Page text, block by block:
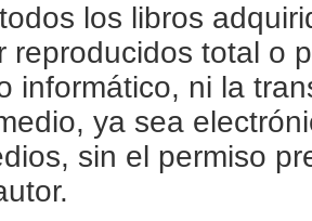
los libros
reproducidos total o
informático, ni la
ya sea
sin el permiso